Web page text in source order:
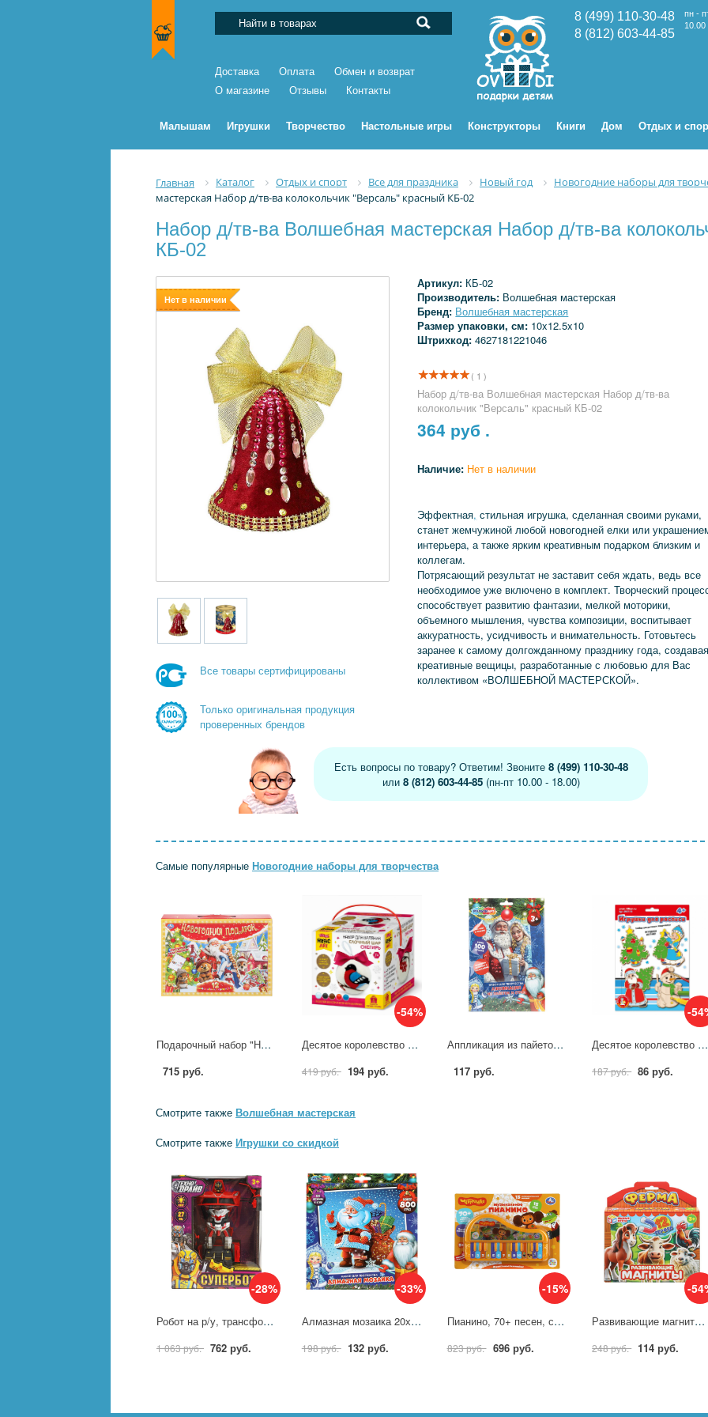
Доставка Оплата
Обмен и возврат
О магазине
Отзывы Контакты
8 (499) 110-30-48
пн -
10.00
8 (812) 603-44-85
Малышам Игрушки Творчество Настольные игры Конструкторы Книги Дом Отдых и
Главная Каталог Отдых и спорт Все для праздника Новый год
Новогодние наборы для
мастерская Набор д/тв-ва колокольчик "Версаль" красный КБ-02
Набор д/тв-ва Волшебная мастерская Набор д/тв-ва
КБ-02
Нет в наличии
Все товары сертифицированы
Только оригинальная продукция
проверенных брендов
Артикул: КБ-02
Производитель: Волшебная мастерская
Бренд: Волшебная мастерская
Размер упаковки, см: 10x12.5x10
Штрихкод:4627181221046
( 1 )
Набор д/тв-ва Волшебная мастерская Набор д/тв-ва
колокольчик "Версаль" красный КБ-02
364 руб .
Наличие: Нет в наличии
Эффектная, стильная игрушка, сделанная своими руками,
станет жемчужиной любой новогодней елки или
интерьера, а также ярким креативным подарком близким и
коллегам.
Потрясающий результат не заставит себя ждать, ведь все
необходимое уже включено в комплект. Творческий
способствует развитию фантазии, мелкой моторики,
объемного мышления, чувства композиции, воспитывает
аккуратность, усидчивость и внимательность. Готовьтесь
заранее к самому долгожданному празднику года,
креативные вещицы, разработанные с любовью для Вас
коллективом «ВОЛШЕБНОЙ МАСТЕРСКОЙ».
Есть вопросы по товару? Ответим! Звоните 8 (499) 110-30-48
или 8 (812) 603-44-85(пн-пт 10.00 - 18.00)
Самые популярные Новогодние наборы для творчества
Подарочный набор "Новогодний подарок. 13 новогодних сюрпризов", 31х22 см. УМка 4630395053099
715 руб.
-54%
Десятое королевство Набор для Валяния Елочный шар Снегирь 05455ДК
419 руб. 194 руб.
Аппликация из пайеток и страз 17х23 см Новый год MultiArt GEMSEQ-120658
117 руб.
-
Десятое королевство Набор для творчества Игрушки для росписи Игрушки на елку 04776ДК
187 руб. 86 руб.
Смотрите также Волшебная мастерская
Смотрите также Игрушки со скидкой
-28%
Робот на р/у, трансформирующийся, в машину Технодрайв 2012F068-R
1 063 руб. 762 руб.
-33%
Алмазная мозаика 20х20 см. Новый Год. Дед Мороз с подарками MultiArt DIAMONDART-NY-MA2 (48)
198 руб. 132 руб.
-15%
Пианино, 70+ песен, стихов и звуков "Чебурашка" УМка B2360956-R1
823 руб. 696 руб.
-
Развивающие магниты "Ферма", 165х180х30 мм. УМка 4660254475335
248 руб. 114 руб.